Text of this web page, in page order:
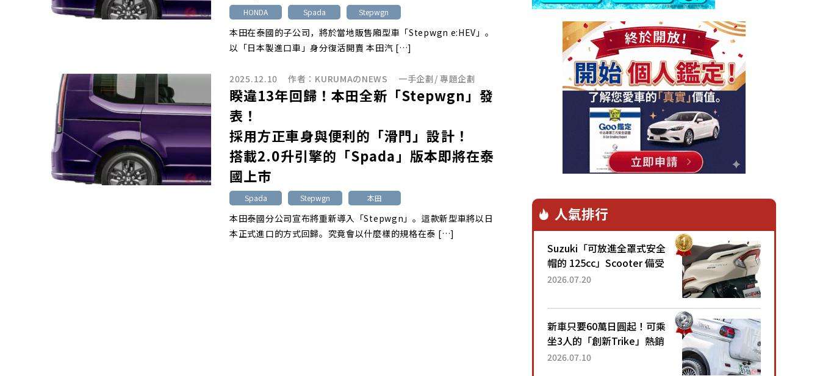
HONDA Spada Stepwgn
本田在泰國的子公司，將於當地販售廂型車「Stepwgn e:HEV」。
以「日本製進口車」身分復活開賣 本田汽 […]
2025.12.10 作者： KURUMAのNEWS 一手企劃 /專題企劃
睽違13年回歸！本田全新「Stepwgn」發
表！
採用方正車身與便利的「滑門」設計！
搭載2.0升引擎的「Spada」版本即將在泰
國上市
Spada Stepwgn 本田
本田泰國分公司宣布將重新導入「Stepwgn」。這款新型車將以日
本正式進口的方式回歸。究竟會以什麼樣的規格在泰 […]
人氣排行
Suzuki「可放進全罩式安全
帽的 125cc」Scooter 備受
矚目！採用全新流線設計與
已陸續開始出口的新款
「B...
2026.07.20
新車只要60萬日圓起！可乘
坐3人的「創新Trike」熱銷
大賣成為人氣車款！「養車
2026.07.10